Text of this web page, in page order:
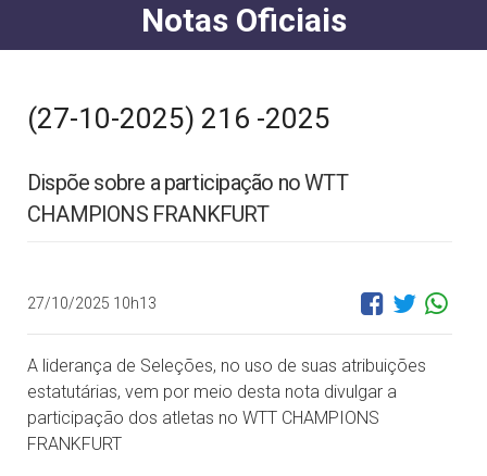
Notas Oficiais
(27-10-2025) 216 -2025
Dispõe sobre a participação no WTT
CHAMPIONS FRANKFURT
27/10/2025 10h13
A liderança de Seleções, no uso de suas atribuições
estatutárias, vem por meio desta nota divulgar a
participação dos atletas no WTT CHAMPIONS
FRANKFURT